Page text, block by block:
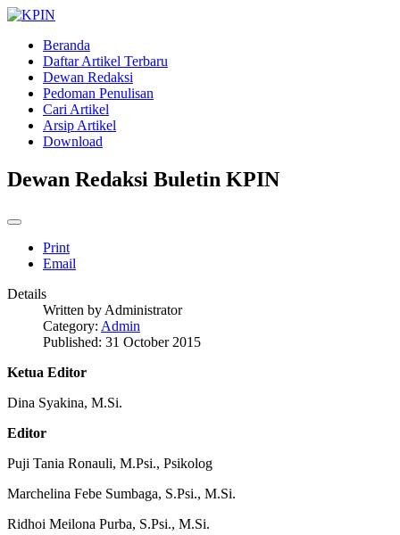
Beranda
Daftar Artikel Terbaru
Dewan Redaksi
Pedoman Penulisan
Cari Artikel
Arsip Artikel
Download
Dewan Redaksi Buletin KPIN
Print
Email
Details
Written by Administrator
Category: Admin
Published: 31 October 2015
Ketua Editor
Dina Syakina, M.Si.
Editor
Puji Tania Ronauli, M.Psi., Psikolog
Marchelina Febe Sumbaga, S.Psi., M.Si.
Ridhoi Meilona Purba, S.Psi., M.Si.